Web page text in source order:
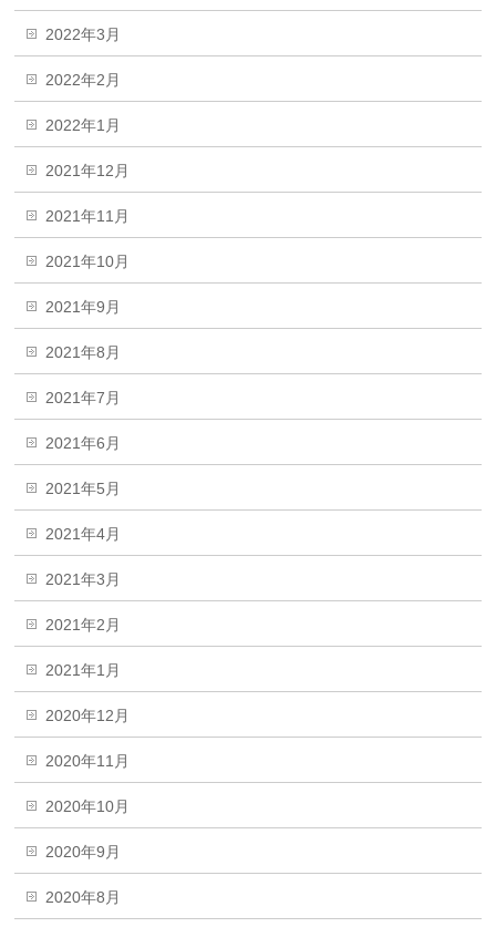
2022年3月
2022年2月
2022年1月
2021年12月
2021年11月
2021年10月
2021年9月
2021年8月
2021年7月
2021年6月
2021年5月
2021年4月
2021年3月
2021年2月
2021年1月
2020年12月
2020年11月
2020年10月
2020年9月
2020年8月